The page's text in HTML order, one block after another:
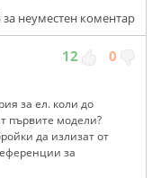
неуместен коментар
12 0
за ел. коли до
първите модели?
да излизат от
за